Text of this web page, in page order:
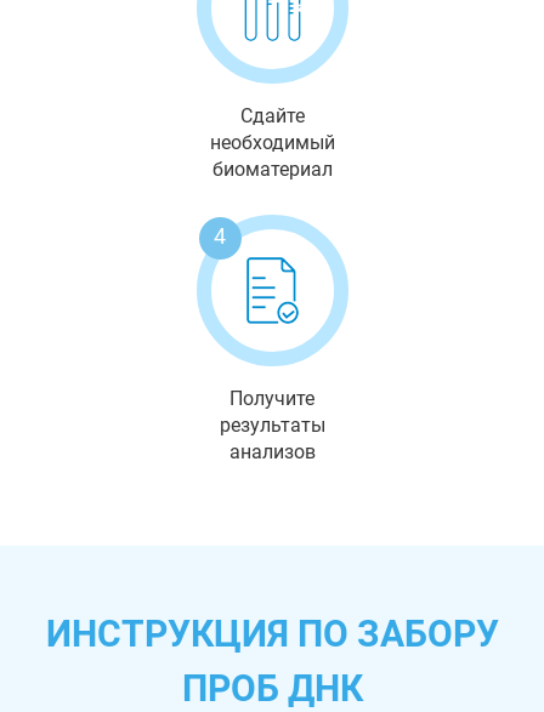
Сдайте
необходимый
биоматериал
4
Получите
результаты
анализов
ИНСТРУКЦИЯ ПО ЗАБОРУ
ПРОБ ДНК